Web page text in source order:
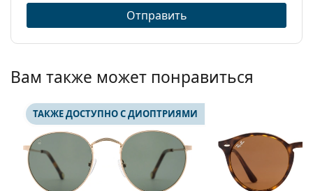
Отправить
Вам также может понравиться
ТАКЖЕ ДОСТУПНО С ДИОПТРИЯМИ